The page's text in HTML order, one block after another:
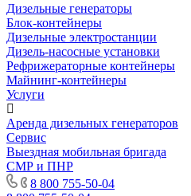
Дизельные генераторы
Блок-контейнеры
Дизельные электростанции
Дизель-насосные установки
Рефрижераторные контейнеры
Майнинг-контейнеры
Услуги
Аренда дизельных генераторов
Сервис
Выездная мобильная бригада
СМР и ПНР
8 800 755-50-04